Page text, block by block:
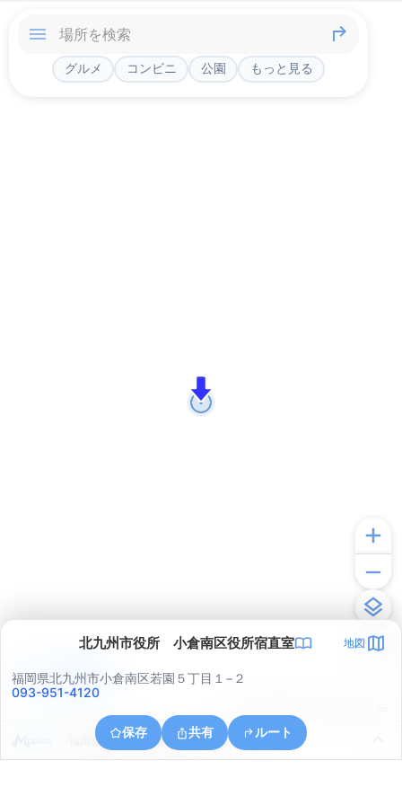
グルメ コンビニ 公園 もっと見る
北九州市役所 小倉南区役所宿直室 地図
福岡県北九州市小倉南区若園５丁目１−２
093-951-4120
保存 共有 ルート
福岡県北九州市小倉北区霧ケ丘３丁目１２
アプリで見る